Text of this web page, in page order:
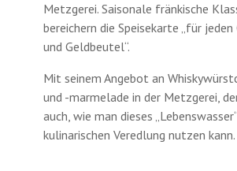
Metzgerei. Saisonale fränkische
bereichern die Speisekarte „für jeden
und Geldbeutel“.
Mit seinem Angebot an
und -marmelade in der Metzgerei,
auch, wie man dieses
kulinarischen Veredlung nutzen kann.